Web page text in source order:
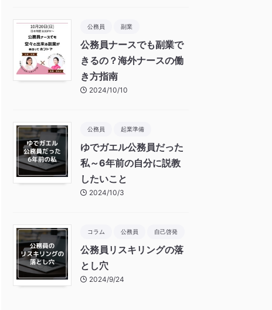
公務員 副業
公務員ナースでも副業で
きるの？海外ナースの働
き方指南
2024/10/10
公務員 起業準備
ゆでガエル公務員だった
私～6年前の自分に説教
したいこと
2024/10/3
コラム 公務員 自己啓発
公務員リスキリングの落
とし穴
2024/9/24